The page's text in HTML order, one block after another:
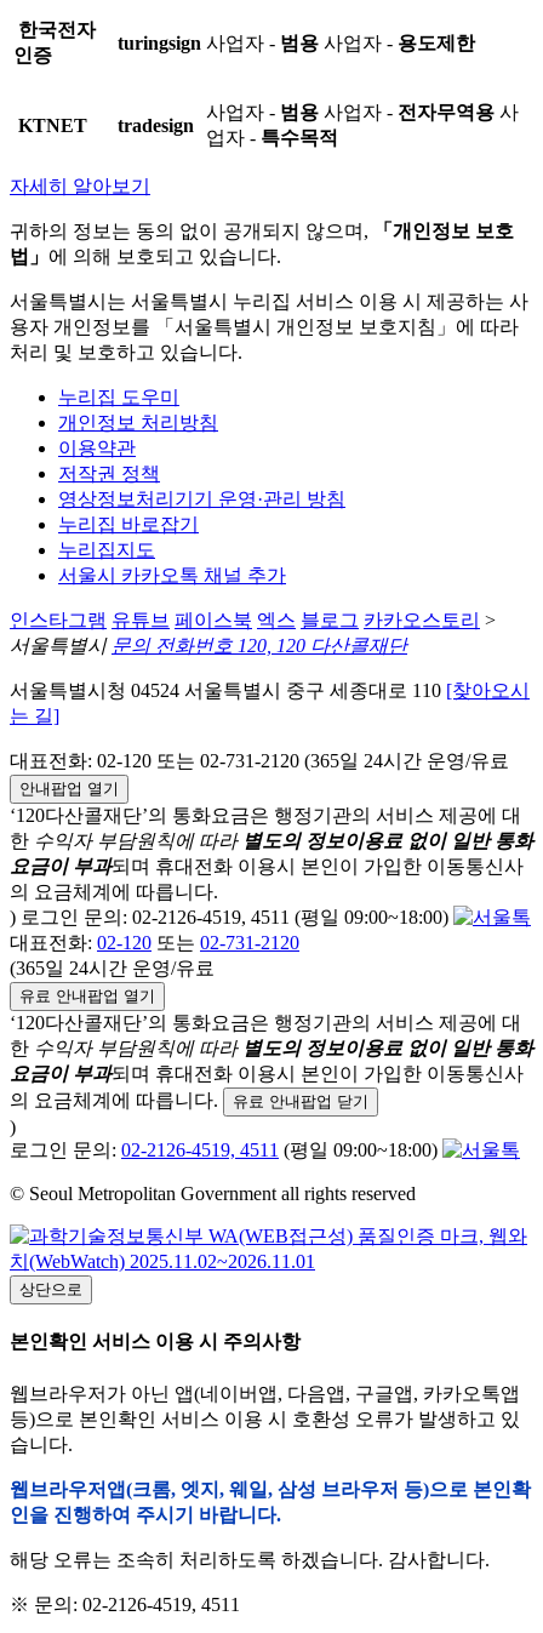
한국전자
인증
turingsign 사업자 - 범용 사업자 - 용도제한
KTNET tradesign
사업자 - 범용 사업자 - 전자무역용 사
업자 - 특수목적
자세히 알아보기
귀하의 정보는 동의 없이 공개되지 않으며,
「개인정보 보호
법」 에 의해 보호되고 있습니다.
서울특별시는 서울특별시 누리집 서비스 이용 시 제공하는 사
용자 개인정보를 「서울특별시 개인정보 보호지침」에 따라
처리 및 보호하고 있습니다.
누리집 도우미
개인정보 처리방침
이용약관
저작권 정책
영상정보처리기기 운영·관리 방침
누리집 바로잡기
누리집지도
서울시 카카오톡 채널 추가
인스타그램 유튜브 페이스북 엑스 블로그 카카오스토리 >
서울특별시 문의 전화번호 120, 120 다산콜재단
서울특별시청 04524 서울특별시 중구 세종대로 110 [찾아오시
는 길]
대표전화: 02-120 또는 02-731-2120 (365일 24시간 운영/유료
안내팝업 열기
‘120다산콜재단’의 통화요금은 행정기관의 서비스 제공에 대
한 수익자 부담원칙에 따라 별도의 정보이용료 없이 일반 통화
요금이 부과되며 휴대전화 이용시 본인이 가입한 이동통신사
의 요금체계에 따릅니다.
) 로그인 문의: 02-2126-4519, 4511 (평일 09:00~18:00)
대표전화: 02-120 또는 02-731-2120
(365일 24시간 운영/유료
유료 안내팝업 열기
‘120다산콜재단’의 통화요금은 행정기관의 서비스 제공에 대
한 수익자 부담원칙에 따라 별도의 정보이용료 없이 일반 통화
요금이 부과되며 휴대전화 이용시 본인이 가입한 이동통신사
의 요금체계에 따릅니다.
유료 안내팝업 닫기
)
로그인 문의: 02-2126-4519, 4511 (평일 09:00~18:00)
© Seoul Metropolitan Government all rights reserved
상단으로
본인확인 서비스 이용 시 주의사항
웹브라우저가 아닌 앱(네이버앱, 다음앱, 구글앱, 카카오톡앱
등)으로 본인확인 서비스 이용 시 호환성 오류가 발생하고 있
습니다.
웹브라우저앱(크롬, 엣지, 웨일, 삼성 브라우저 등)으로 본인확
인을 진행하여 주시기 바랍니다.
해당 오류는 조속히 처리하도록 하겠습니다. 감사합니다.
※ 문의: 02-2126-4519, 4511